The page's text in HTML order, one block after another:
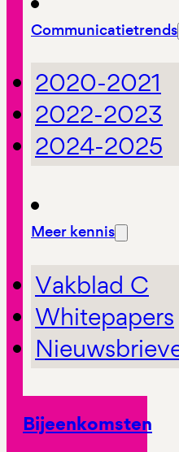
Communicatietrends
2020-2021
2022-2023
2024-2025
Meer kennis
Vakblad C
Whitepapers
Bijeenkomsten